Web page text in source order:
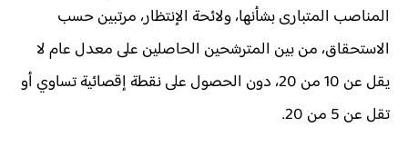
المناصب المتبارى بشأنها، ولائحة الإنتظار، مرتبين حسب
الاستحقاق، من بين المترشحين الحاصلين على معدل عام لا
يقل عن 10 من 20، دون الحصول على نقطة إقصائية تساوي أو
تقل عن 5 من 20.